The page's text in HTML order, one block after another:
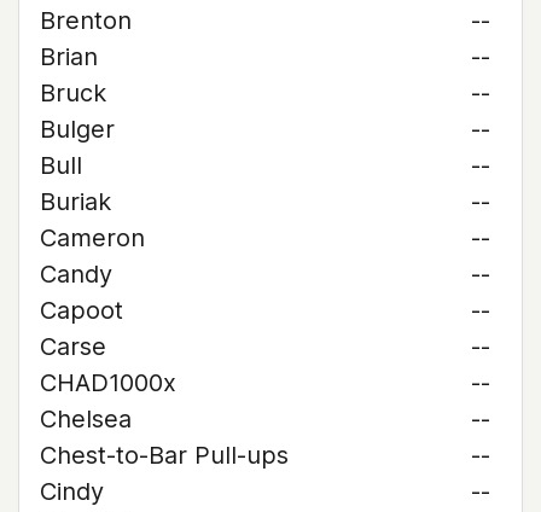
Brenton
--
Brian
--
Bruck
--
Bulger
--
Bull
--
Buriak
--
Cameron
--
Candy
--
Capoot
--
Carse
--
CHAD1000x
--
Chelsea
--
Chest-to-Bar Pull-ups
--
Cindy
--